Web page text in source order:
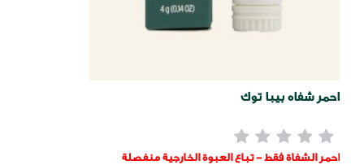
احمر شفاه بيبا توك
احمر الشفاة فقط - تباع العبوة الخارجية منفصلة